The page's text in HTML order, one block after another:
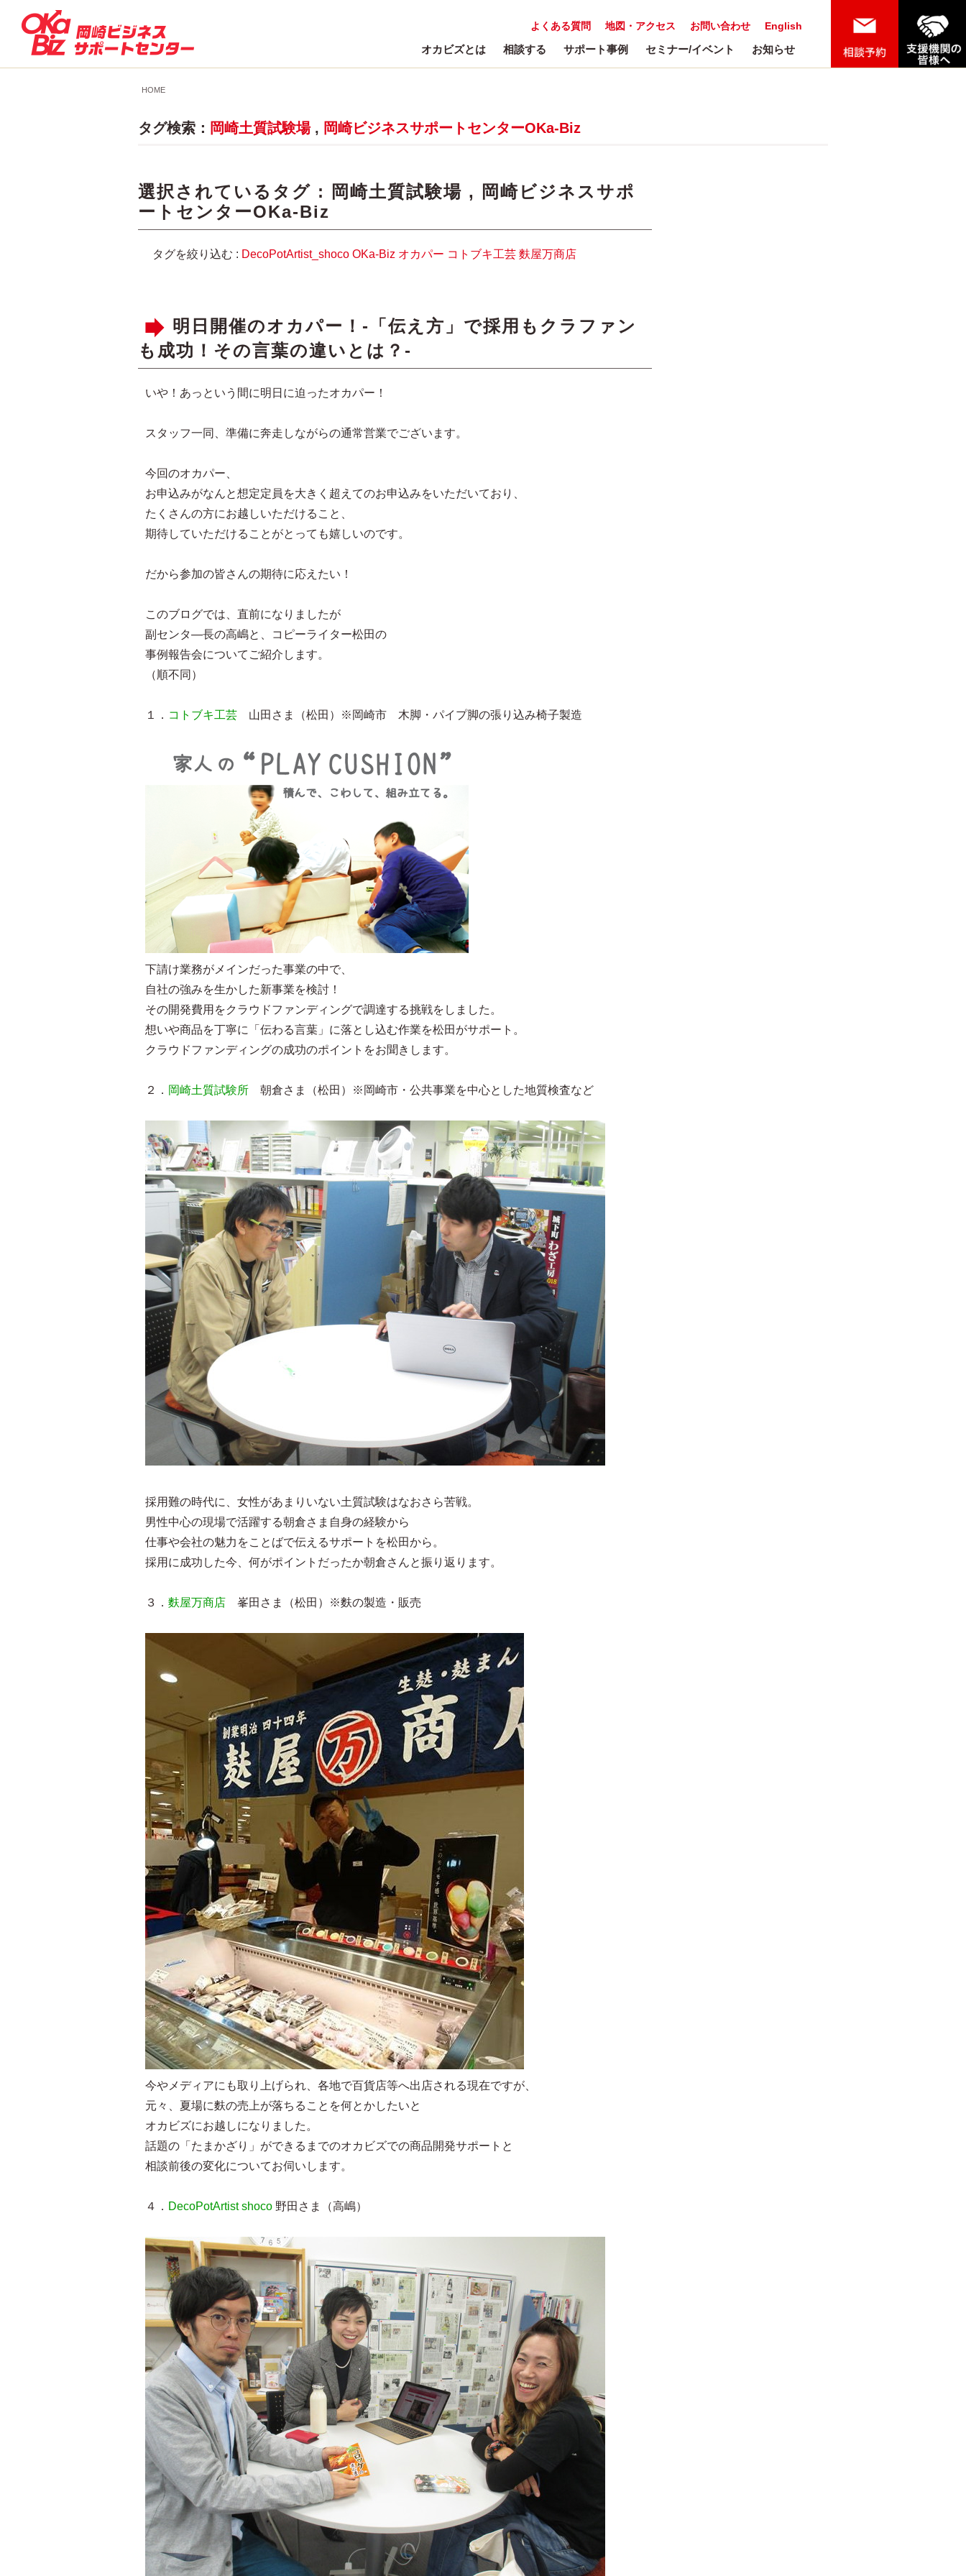
English
お問い合わせ
地図・アクセス
よくある質問
オカビズとは 相談する サポート事例 セミナー/イベント お知らせ
HOME
タグ検索： 岡崎土質試験場, 岡崎ビジネスサポートセンターOKa-Biz
選択されているタグ : 岡崎土質試験場 ,
岡崎ビジネスサポ
ートセンターOKa-Biz
タグを絞り込む : DecoPotArtist_shoco OKa-Biz オカパー コトブキ工芸 麩屋万商店
明日開催のオカパー！-「伝え方」で採用もクラファン
も成功！その言葉の違いとは？-
いや！あっという間に明日に迫ったオカパー！
スタッフ一同、準備に奔走しながらの通常営業でございます。
今回のオカパー、
お申込みがなんと想定定員を大きく超えてのお申込みをいただいており、
たくさんの方にお越しいただけること、
期待していただけることがとっても嬉しいのです。
だから参加の皆さんの期待に応えたい！
このブログでは、直前になりましたが
副センタ―長の高嶋と、コピーライター松田の
事例報告会についてご紹介します。
（順不同）
１． コトブキ工芸 山田さま（松田）※岡崎市 木脚・パイプ脚の張り込み椅子製造
下請け業務がメインだった事業の中で、
自社の強みを生かした新事業を検討！
その開発費用をクラウドファンディングで調達する挑戦をしました。
想いや商品を丁寧に「伝わる言葉」に落とし込む作業を松田がサポート。
クラウドファンディングの成功のポイントをお聞きします。
２． 岡崎土質試験所 朝倉さま（松田）※岡崎市・公共事業を中心とした地質検査など
採用難の時代に、女性があまりいない土質試験はなおさら苦戦。
男性中心の現場で活躍する朝倉さま自身の経験から
仕事や会社の魅力をことばで伝えるサポートを松田から。
採用に成功した今、何がポイントだったか朝倉さんと振り返ります。
３． 麩屋万商店 峯田さま（松田）※麩の製造・販売
今やメディアにも取り上げられ、各地で百貨店等へ出店される現在ですが、
元々、夏場に麩の売上が落ちることを何とかしたいと
オカビズにお越しになりました。
話題の「たまかざり」ができるまでのオカビズでの商品開発サポートと
相談前後の変化についてお伺いします。
４． DecoPotArtist shoco 野田さま（高嶋）